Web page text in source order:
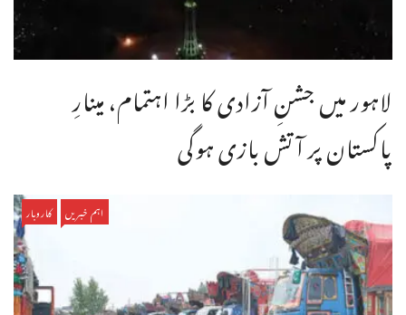
لاہور میں جشنِ آزادی کا بڑا اہتمام، مینارِ
پاکستان پر آتش بازی ہوگی
اہم خبریں کاروبار